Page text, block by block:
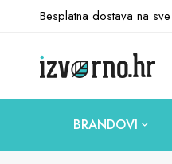
Besplatna dostava na
BRANDOVI